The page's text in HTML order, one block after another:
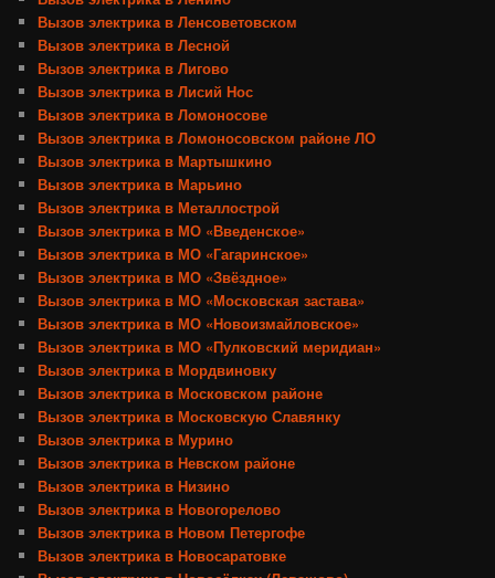
Вызов электрика в Ленсоветовском
Вызов электрика в Лесной
Вызов электрика в Лигово
Вызов электрика в Лисий Нос
Вызов электрика в Ломоносове
Вызов электрика в Ломоносовском районе ЛО
Вызов электрика в Мартышкино
Вызов электрика в Марьино
Вызов электрика в Металлострой
Вызов электрика в МО «Введенское»
Вызов электрика в МО «Гагаринское»
Вызов электрика в МО «Звёздное»
Вызов электрика в МО «Московская застава»
Вызов электрика в МО «Новоизмайловское»
Вызов электрика в МО «Пулковский меридиан»
Вызов электрика в Мордвиновку
Вызов электрика в Московском районе
Вызов электрика в Московскую Славянку
Вызов электрика в Мурино
Вызов электрика в Невском районе
Вызов электрика в Низино
Вызов электрика в Новогорелово
Вызов электрика в Новом Петергофе
Вызов электрика в Новосаратовке